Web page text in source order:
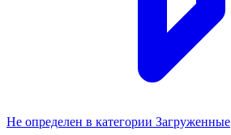
Не определен в категории Загруженные